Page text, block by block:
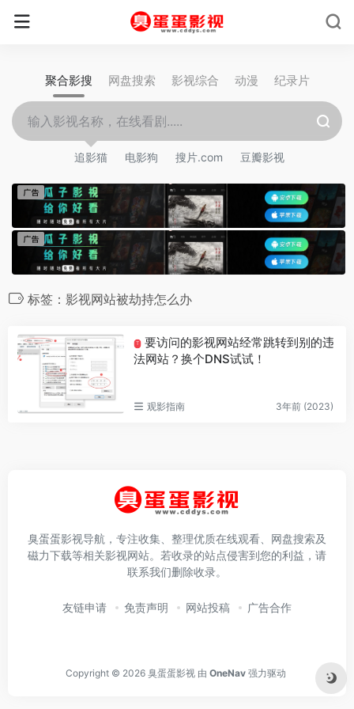
聚合影搜 网盘搜索 影视综合 动漫 纪录片
追影猫 电影狗 搜片.com 豆瓣影视
标签：影视网站被劫持怎么办
T
要访问的影视网站经常跳转到别的违
法网站？换个DNS试试！
观影指南 3年前 (2023)
臭蛋蛋影视导航，专注收集、整理优质在线观看、网盘搜索及
磁力下载等相关影视网站。若收录的站点侵害到您的利益，请
联系我们删除收录。
友链申请 免责声明 网站投稿 广告合作
Copyright © 2026 臭蛋蛋影视 由 OneNav 强力驱动